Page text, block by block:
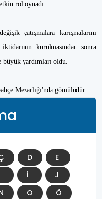
rol oynadı.
çatışmalara karışmalarını
kurulmasından sonra
büyük yardımları oldu.
Mezarlığı'nda gömülüdür.
D
E
I İ
J
N O
Ö